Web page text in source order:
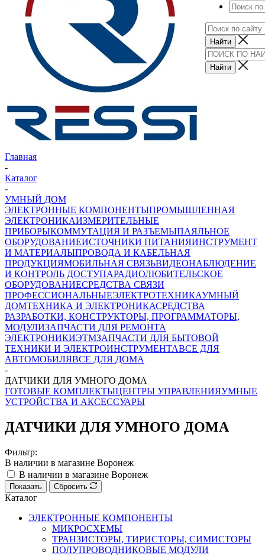
Главная
-
Каталог
-
УМНЫЙ ДОМ
ЭЛЕКТРОННЫЕ КОМПОНЕНТЫПРОМЫШЛЕННАЯ
ЭЛЕКТРОНИКАИЗМЕРИТЕЛЬНЫЕ
ПРИБОРЫКОММУТАЦИЯ И РАЗЪЕМЫПАЯЛЬНОЕ
ОБОРУДОВАНИЕИСТОЧНИКИ ПИТАНИЯИНСТРУМЕНТ
И МАТЕРИАЛЫПРОВОДА И КАБЕЛЬНАЯ
ПРОДУКЦИЯМОБИЛЬНАЯ СВЯЗЬВИДЕОНАБЛЮДЕНИЕ
И КОНТРОЛЬ ДОСТУПАРАДИОЛЮБИТЕЛЬСКОЕ
ОБОРУДОВАНИЕСРЕДСТВА СВЯЗИ
ПРОФЕССИОНАЛЬНЫЕЭЛЕКТРОТЕХНИКАУМНЫЙ
ДОМТЕХНИКА И ЭЛЕКТРОНИКАСРЕДСТВА
РАЗРАБОТКИ, КОНСТРУКТОРЫ, ПРОГРАММАТОРЫ,
МОДУЛИЗАПЧАСТИ ДЛЯ РЕМОНТА
ЭЛЕКТРОНИКИЭТМЗАПЧАСТИ ДЛЯ БЫТОВОЙ
ТЕХНИКИ И ЭЛЕКТРОИНСТРУМЕНТАВСЕ ДЛЯ
АВТОМОБИЛЯВСЕ ДЛЯ ДОМА
-
ДАТЧИКИ ДЛЯ УМНОГО ДОМА
ГОТОВЫЕ КОМПЛЕКТЫЦЕНТРЫ УПРАВЛЕНИЯУМНЫЕ
УСТРОЙСТВА И АКСЕССУАРЫ
ДАТЧИКИ ДЛЯ УМНОГО ДОМА
Фильтр:
В наличии в магазине Воронеж
В наличии в магазине Воронеж
Показать Сбросить
Каталог
ЭЛЕКТРОННЫЕ КОМПОНЕНТЫ
МИКРОСХЕМЫ
ТРАНЗИСТОРЫ, ТИРИСТОРЫ, СИМИСТОРЫ
ПОЛУПРОВОДНИКОВЫЕ МОДУЛИ